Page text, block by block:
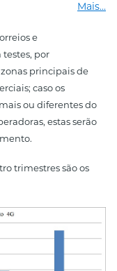
Mais...
e
testes, por
principais de
caso os
ou diferentes do
estas serão
trimestres são os